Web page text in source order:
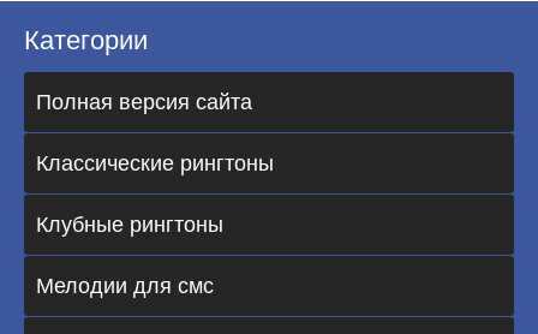
Категории
Полная версия сайта
Классические рингтоны
Клубные рингтоны
Мелодии для смс